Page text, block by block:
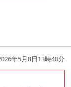
年5月8日13時40分